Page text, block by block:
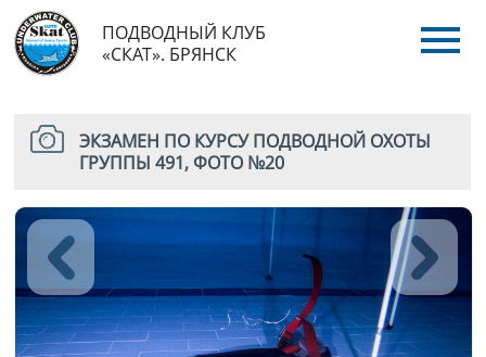
ПОДВОДНЫЙ КЛУБ
«СКАТ». БРЯНСК
ЭКЗАМЕН ПО КУРСУ ПОДВОДНОЙ ОХОТЫ
ГРУППЫ 491, ФОТО №20